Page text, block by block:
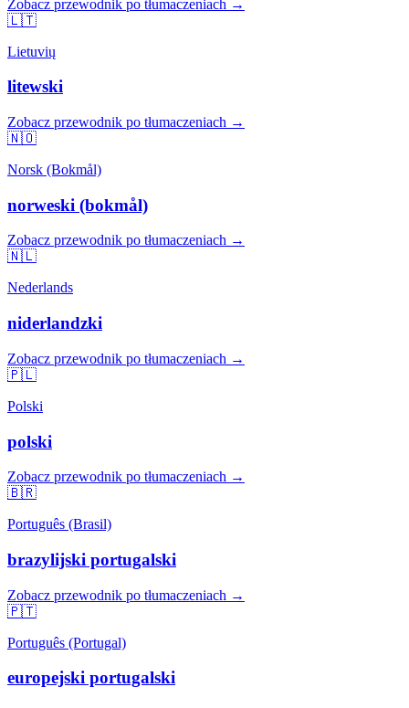
Zobacz przewodnik po tłumaczeniach →
🇱🇹
Lietuvių
litewski
Zobacz przewodnik po tłumaczeniach →
🇳🇴
Norsk (Bokmål)
norweski (bokmål)
Zobacz przewodnik po tłumaczeniach →
🇳🇱
Nederlands
niderlandzki
Zobacz przewodnik po tłumaczeniach →
🇵🇱
Polski
polski
Zobacz przewodnik po tłumaczeniach →
🇧🇷
Português (Brasil)
brazylijski portugalski
Zobacz przewodnik po tłumaczeniach →
🇵🇹
Português (Portugal)
europejski portugalski